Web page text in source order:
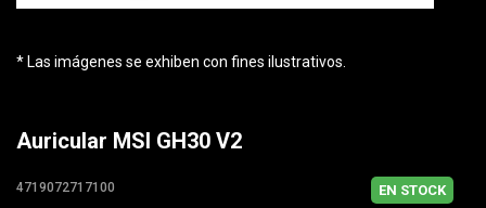
* Las imágenes se exhiben con fines ilustrativos.
Auricular MSI GH30 V2
4719072717100 EN STOCK